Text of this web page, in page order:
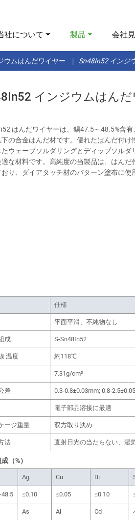
社について 製品 会社
ウムはんだワイヤー Sn48In52 インジ
インジウムはん
はんだワイヤーは、錫47.5～48.5%含有
の合金はんだ材です。優れたはんだ付け
たウェーブソルダリングとディップソルダ
な材料です。高純度の当製品は、はんだ
り、ダイアタッチ材のパターン塗布に使
仕様
平面平滑、不純物なし
成 S-Sn48In52
温度 約118℃
7.31g/cm³
差 0.3-0.8±0.03mm; 0.8-
電子部品溶接に最適
ージ重量 双方取り決め
法 直射日光の当たらない、湿
（%）
Ag Cu Bi
≤0.10 ≤0.05 ≤0.10
As Al Cd